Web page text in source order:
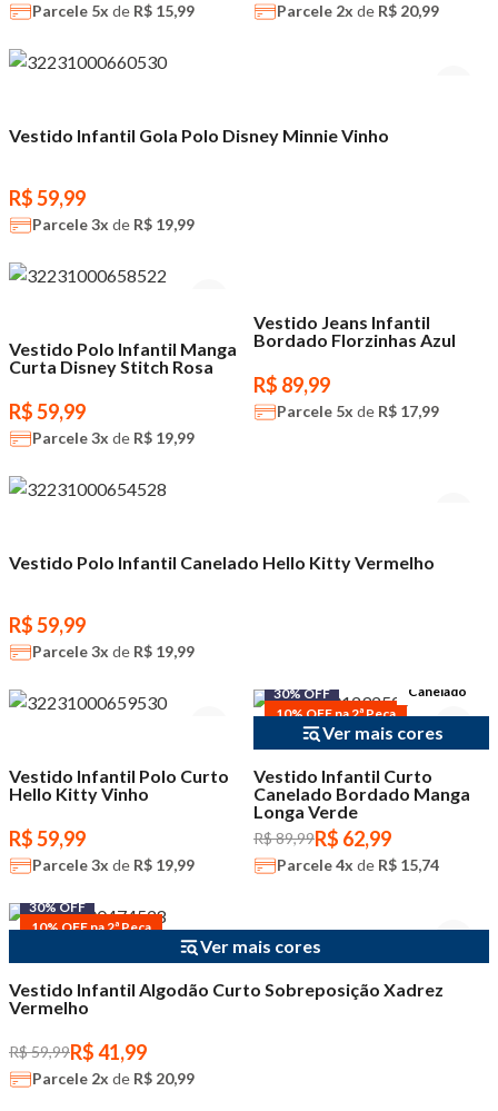
Parcele 5x de R$ 15,99 Parcele 2x de R$ 20,99
Vestido Infantil Gola Polo Disney Minnie Vinho
R$ 59,99
Parcele3x de R$ 19,99
Vestido Polo Infantil Manga
Curta Disney Stitch Rosa
R$ 59,99
Parcele3x de R$ 19,99
Vestido Jeans Infantil
Bordado Florzinhas Azul
R$ 89,99
Parcele 5x de R$ 17,99
Vestido Polo Infantil Canelado Hello Kitty Vermelho
R$ 59,99
Parcele3x de R$ 19,99
Vestido Infantil Polo Curto
Hello Kitty Vinho
R$ 59,99
Parcele3x de R$ 19,99
30% OFF
10% OFF na 2ª Peça
Canelado
Ver mais cores
Vestido Infantil Curto
Canelado Bordado Manga
Longa Verde
R$ 89,99R$ 62,99
Parcele4x de R$ 15,74
30% OFF
10% OFF na 2ª Peça
Ver mais cores
Vestido Infantil Algodão Curto Sobreposição Xadrez
Vermelho
R$ 59,99R$ 41,99
Parcele 2x de R$ 20,99